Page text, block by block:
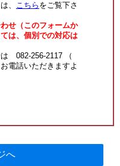
、 こちら をご覧下さ
せ（このフォームか
は、個別での対応は
082-256-2117 （
電話いただきますよ
へ